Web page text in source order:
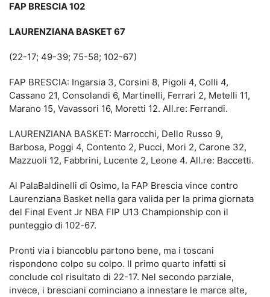
FAP BRESCIA 102
LAURENZIANA BASKET 67
(22-17; 49-39; 75-58; 102-67)
FAP BRESCIA: Ingarsia 3, Corsini 8, Pigoli 4, Colli 4,
Cassano 21, Consolandi 6, Martinelli, Ferrari 2, Metelli 11,
Marano 15, Vavassori 16, Moretti 12. All.re: Ferrandi.
LAURENZIANA BASKET: Marrocchi, Dello Russo 9,
Barbosa, Poggi 4, Contento 2, Pucci, Mori 2, Carone 32,
Mazzuoli 12, Fabbrini, Lucente 2, Leone 4. All.re: Baccetti.
Al PalaBaldinelli di Osimo, la FAP Brescia vince contro
Laurenziana Basket nella gara valida per la prima giornata
del Final Event Jr NBA FIP U13 Championship con il
punteggio di 102-67.
Pronti via i biancoblu partono bene, ma i toscani
rispondono colpo su colpo. Il primo quarto infatti si
conclude col risultato di 22-17. Nel secondo parziale,
invece, i bresciani cominciano a innestare le marce alte,